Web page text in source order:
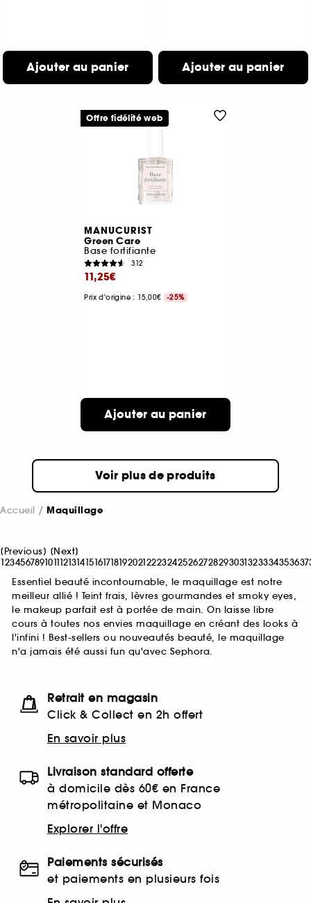
Ajouter au panier Ajouter au panier
MANUCURIST
Green Care
Base fortifiante
312
11,25€
Prix d'origine : 15,00€ -25%
Ajouter au panier
Offre fidélité web
Voir plus de produits
Accueil Maquillage
[Previous] [Next]
12345678910111213141516171819202122232425262728293031323334353637
Essentiel beauté incontournable, le maquillage est notre
meilleur allié ! Teint frais, lèvres gourmandes et smoky eyes,
le makeup parfait est à portée de main. On laisse libre
cours à toutes nos envies maquillage en créant des looks à
l'infini ! Best-sellers ou nouveautés beauté, le maquillage
n'a jamais été aussi fun qu'avec Sephora.
Retrait en magasin
Click & Collect en 2h offert
En savoir plus
Livraison standard offerte
à domicile dès 60€ en France
métropolitaine et Monaco
Explorer l'offre
Paiements sécurisés
et paiements en plusieurs fois